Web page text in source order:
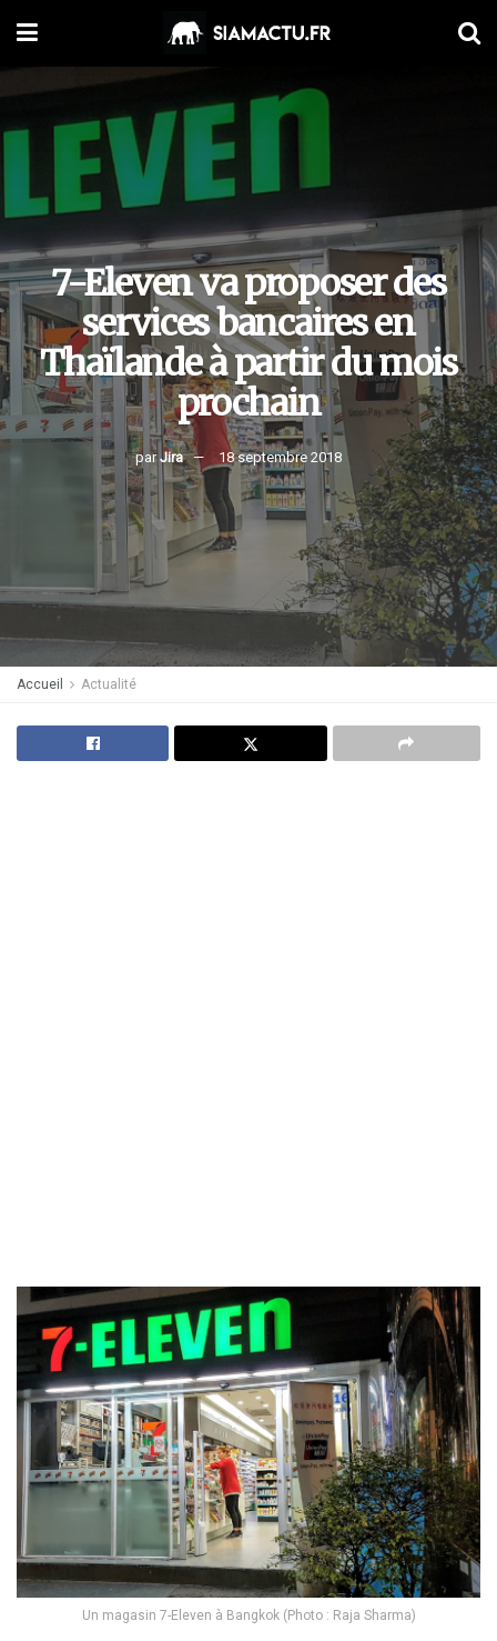
7-Eleven va proposer des
services bancaires en
Thaïlande à partir du mois
prochain
par Jira 18 septembre 2018
Accueil Actualité
Un magasin 7-Eleven à Bangkok (Photo : Raja Sharma)